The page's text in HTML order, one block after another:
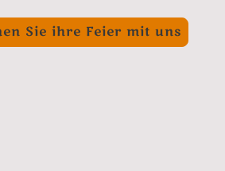
Sie ihre Feier mit uns